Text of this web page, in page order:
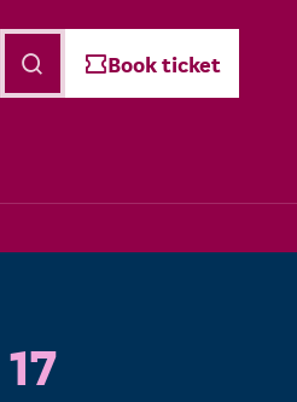
English
Book ticket